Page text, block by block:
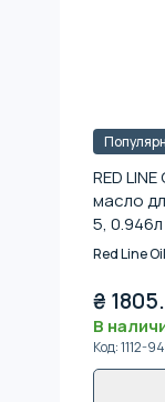
RED
масло
5,
Red Line Oil
₴
В
Код:1112-